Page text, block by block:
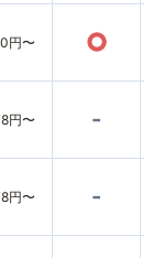
円〜 ○
円〜 -
円〜 -